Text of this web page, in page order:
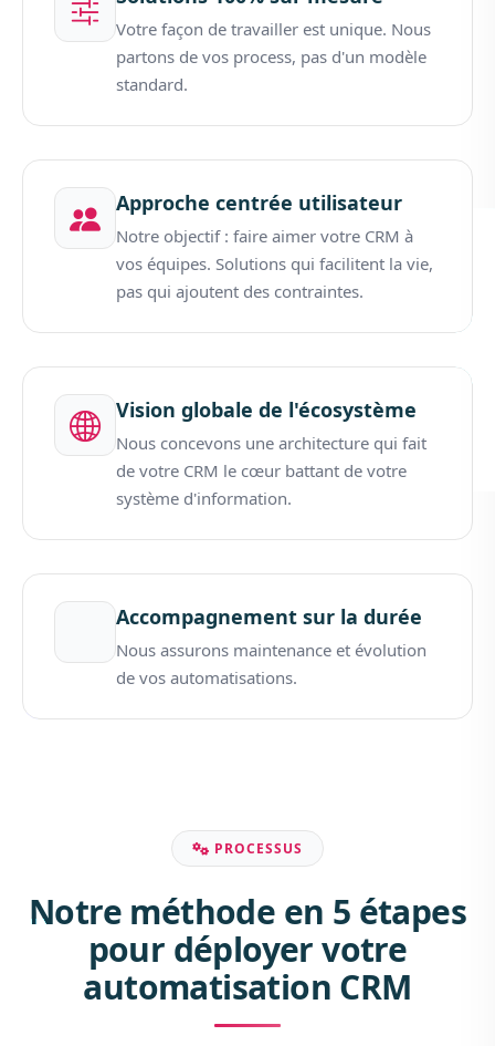
Votre façon de travailler est unique. Nous
partons de vos process, pas d'un modèle
standard.
Approche centrée utilisateur
Notre objectif : faire aimer votre CRM à
vos équipes. Solutions qui facilitent la vie,
pas qui ajoutent des contraintes.
Vision globale de l'écosystème
Nous concevons une architecture qui fait
de votre CRM le cœur battant de votre
système d'information.
Accompagnement sur la durée
Nous assurons maintenance et évolution
de vos automatisations.
PROCESSUS
Notre méthode en 5 étapes
pour déployer votre
automatisation CRM